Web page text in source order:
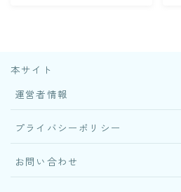
本サイト
運営者情報
プライバシーポリシー
お問い合わせ